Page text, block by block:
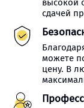
высокой
сдачей
можете
цену. В